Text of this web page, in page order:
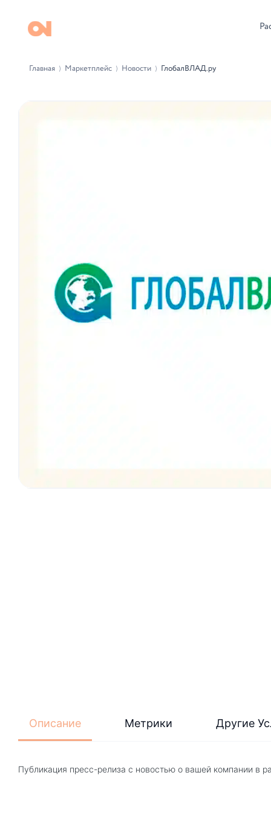
Главная ⟩ Маркетплейс ⟩ Новости ⟩ ГлобалВЛАД.ру
Описание Метрики Другие
Публикация пресс-релиза с новостью о вашей компании в